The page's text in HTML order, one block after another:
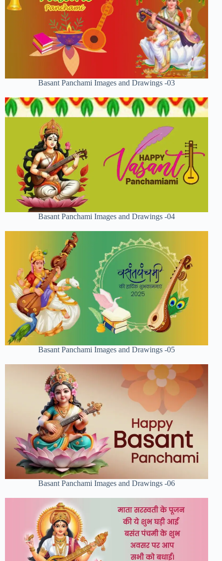
Basant Panchami Images and Drawings -03
Basant Panchami Images and Drawings -04
Basant Panchami Images and Drawings -05
Basant Panchami Images and Drawings -06